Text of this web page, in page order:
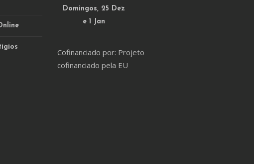
Domingos, 25 Dez
e 1 Jan
Cofinanciado por: Projeto
cofinanciado pela EU